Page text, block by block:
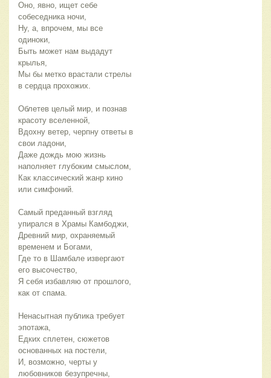
Оно, явно, ищет себе
собеседника ночи,
Ну, а, впрочем, мы все
одиноки,
Быть может нам выдадут
крылья,
Мы бы метко врастали стрелы
в сердца прохожих.
Облетев целый мир, и познав
красоту вселенной,
Вдохну ветер, черпну ответы в
свои ладони,
Даже дождь мою жизнь
наполняет глубоким смыслом,
Как классический жанр кино
или симфоний.
Самый преданный взгляд
упирался в Храмы Камбоджи,
Древний мир, охраняемый
временем и Богами,
Где то в Шамбале извергают
его высочество,
Я себя избавляю от прошлого,
как от спама.
Ненасытная публика требует
эпотажа,
Едких сплетен, сюжетов
основанных на постели,
И, возможно, черты у
любовников безупречны,